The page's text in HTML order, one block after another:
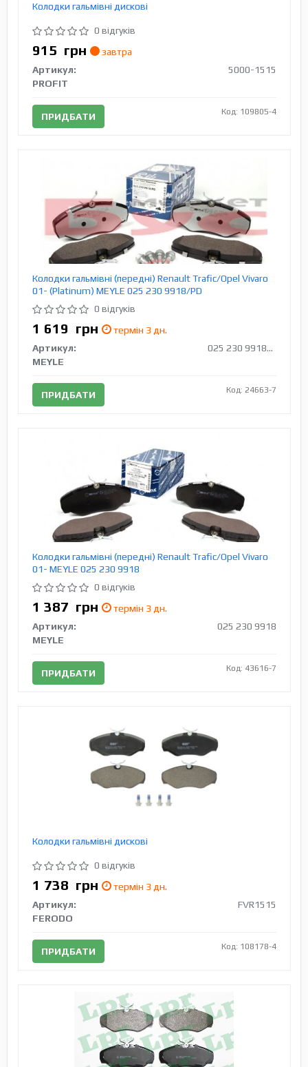
Колодки гальмівні дискові
0 відгуків
915 грн
завтра
Артикул:
5000-1515
PROFIT
ПРИДБАТИ Код: 109805-4
Колодки гальмівні (передні) Renault Trafic/Opel Vivaro
01- (Platinum) MEYLE 025 230 9918/PD
0 відгуків
1 619 грн
термін 3 дн.
Артикул:
025 230 9918/PD
MEYLE
ПРИДБАТИ Код: 24663-7
Колодки гальмівні (передні) Renault Trafic/Opel Vivaro
01- MEYLE 025 230 9918
0 відгуків
1 387 грн
термін 3 дн.
Артикул:
025 230 9918
MEYLE
ПРИДБАТИ Код: 43616-7
Колодки гальмівні дискові
0 відгуків
1 738 грн
термін 3 дн.
Артикул:
FVR1515
FERODO
ПРИДБАТИ Код: 108178-4